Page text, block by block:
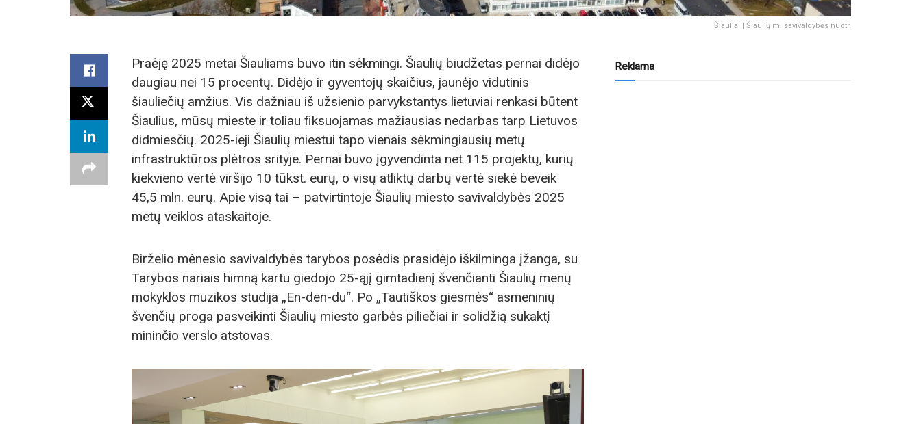
Šiauliai | Šiaulių m. savivaldybės nuotr.
Praėję 2025 metai Šiauliams buvo itin sėkmingi. Šiaulių biudžetas pernai didėjo
daugiau nei 15 procentų. Didėjo ir gyventojų skaičius, jaunėjo vidutinis
šiauliečių amžius. Vis dažniau iš užsienio parvykstantys lietuviai renkasi būtent
Šiaulius, mūsų mieste ir toliau fiksuojamas mažiausias nedarbas tarp Lietuvos
didmiesčių. 2025-ieji Šiaulių miestui tapo vienais sėkmingiausių metų
infrastruktūros plėtros srityje. Pernai buvo įgyvendinta net 115 projektų, kurių
kiekvieno vertė viršijo 10 tūkst. eurų, o visų atliktų darbų vertė siekė beveik
45,5 mln. eurų. Apie visą tai – patvirtintoje Šiaulių miesto savivaldybės 2025
metų veiklos ataskaitoje.
Birželio mėnesio savivaldybės tarybos posėdis prasidėjo iškilminga įžanga, su
Tarybos nariais himną kartu giedojo 25-ąjį gimtadienį švenčianti Šiaulių menų
mokyklos muzikos studija „En-den-du“. Po „Tautiškos giesmės“ asmeninių
švenčių proga pasveikinti Šiaulių miesto garbės piliečiai ir solidžią sukaktį
mininčio verslo atstovas.
Reklama